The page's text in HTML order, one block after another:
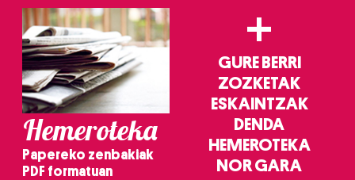
Hemeroteka
Papereko zenbakiak
PDF formatuan
+
GURE BERRI
ZOZKETAK
ESKAINTZAK
DENDA
HEMEROTEKA
NOR GARA